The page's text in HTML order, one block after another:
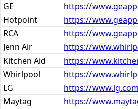
GE
https://
Hotpoint
https://
RCA
https://
Jenn Air
https://
Kitchen Aid
https://
Whirlpool
https://
LG
https://
Maytag
https://